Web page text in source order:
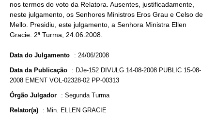
nos termos do voto da Relatora. Ausentes, justificadamente,
neste julgamento, os Senhores Ministros Eros Grau e Celso de
Mello. Presidiu, este julgamento, a Senhora Ministra Ellen
Gracie. 2ª Turma, 24.06.2008.
Data do Julgamento : 24/06/2008
Data da Publicação : DJe-152 DIVULG 14-08-2008 PUBLIC 15-08-
2008 EMENT VOL-02328-02 PP-00313
Órgão Julgador : Segunda Turma
Relator(a) : Min. ELLEN GRACIE